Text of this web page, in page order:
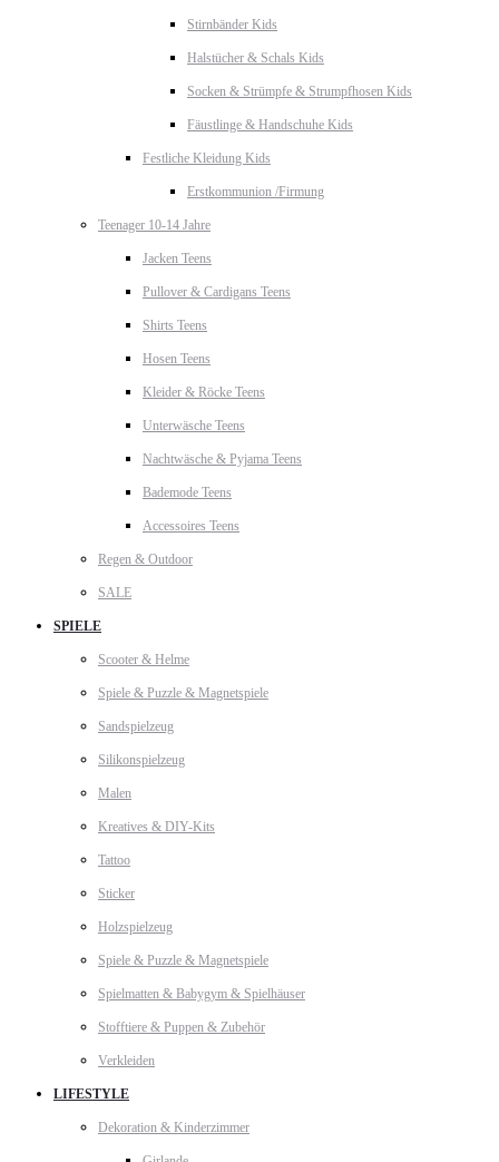
Stirnbänder Kids
Halstücher & Schals Kids
Socken & Strümpfe & Strumpfhosen Kids
Fäustlinge & Handschuhe Kids
Festliche Kleidung Kids
Erstkommunion /Firmung
Teenager 10-14 Jahre
Jacken Teens
Pullover & Cardigans Teens
Shirts Teens
Hosen Teens
Kleider & Röcke Teens
Unterwäsche Teens
Nachtwäsche & Pyjama Teens
Bademode Teens
Accessoires Teens
Regen & Outdoor
SALE
SPIELE
Scooter & Helme
Spiele & Puzzle & Magnetspiele
Sandspielzeug
Silikonspielzeug
Malen
Kreatives & DIY-Kits
Tattoo
Sticker
Holzspielzeug
Spiele & Puzzle & Magnetspiele
Spielmatten & Babygym & Spielhäuser
Stofftiere & Puppen & Zubehör
Verkleiden
LIFESTYLE
Dekoration & Kinderzimmer